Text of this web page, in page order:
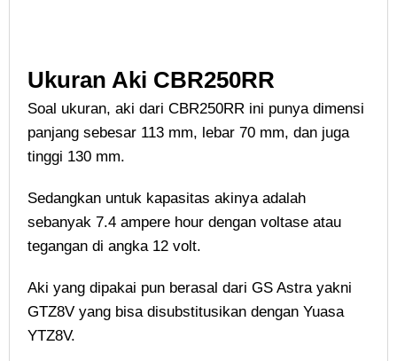
Ukuran Aki CBR250RR
Soal ukuran, aki dari CBR250RR ini punya dimensi
panjang sebesar 113 mm, lebar 70 mm, dan juga
tinggi 130 mm.
Sedangkan untuk kapasitas akinya adalah
sebanyak 7.4 ampere hour dengan voltase atau
tegangan di angka 12 volt.
Aki yang dipakai pun berasal dari GS Astra yakni
GTZ8V yang bisa disubstitusikan dengan Yuasa
YTZ8V.